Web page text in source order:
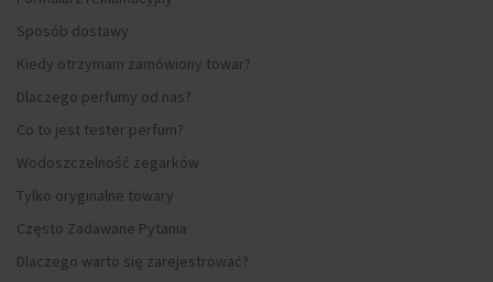
Sposób dostawy
Kiedy otrzymam zamówiony towar?
Dlaczego perfumy od nas?
Co to jest tester perfum?
Wodoszczelność zegarków
Tylko oryginalne towary
Często Zadawane Pytania
Dlaczego warto się zarejestrować?